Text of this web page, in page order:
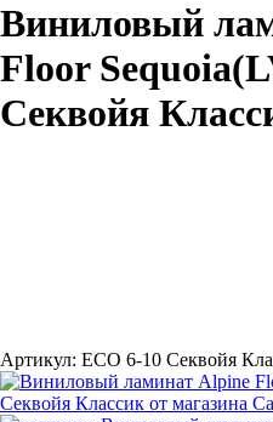
Виниловый
Floor
Секвойя
Артикул: ECO 6-10 Секвойя